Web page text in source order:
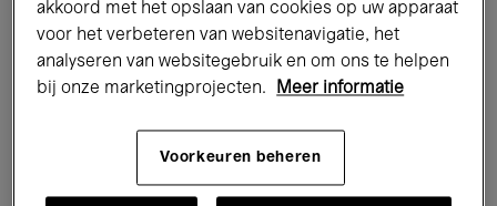
Performances Lezingen & Debatten
Jazz Klassieke Muziek Global Music
akkoord met het opslaan van cookies op uw apparaat
voor het verbeteren van websitenavigatie, het
analyseren van websitegebruik en om ons te helpen
bij onze marketingprojecten.
Meer informatie
Voorkeuren beheren